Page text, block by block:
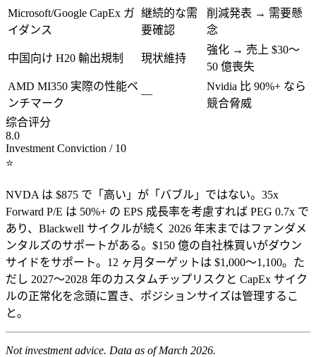
Microsoft/Google CapEx ガ
イダンス
継続的な需
要確認
削減発表 → 需要懸
念
中国向け H20 輸出規制 現状維持
強化 → 売上 $30〜
50 億喪失
AMD MI350 実際の性能ベ
ンチマーク
—
Nvidia 比 90%+ なら
競合脅威
综合评分
8.0
Investment Conviction / 10
⭐
NVDA は $875 で「高い」が「バブル」ではない。35x
Forward P/E は 50%+ の EPS 成長率を考慮すれば PEG 0.7x で
あり、Blackwell サイクルが続く 2026 年末まではファンダメ
ンタルズのサポートがある。$150 億の自社株買いがダウン
サイドをサポート。12 ヶ月ターゲットは $1,000〜1,100。た
だし 2027〜2028 年のカスタムチップリスクと CapEx サイク
ルの正常化を念頭に置き、ポジションサイズは管理するこ
と。
Not investment advice. Data as of March 2026.